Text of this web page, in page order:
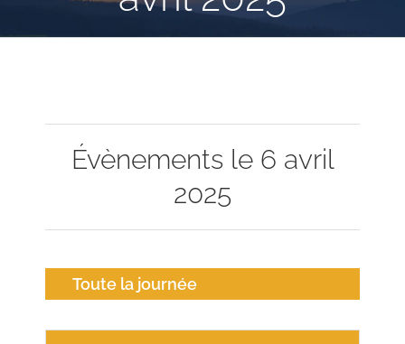
Évènements le 6 avril
2025
Toute la journée